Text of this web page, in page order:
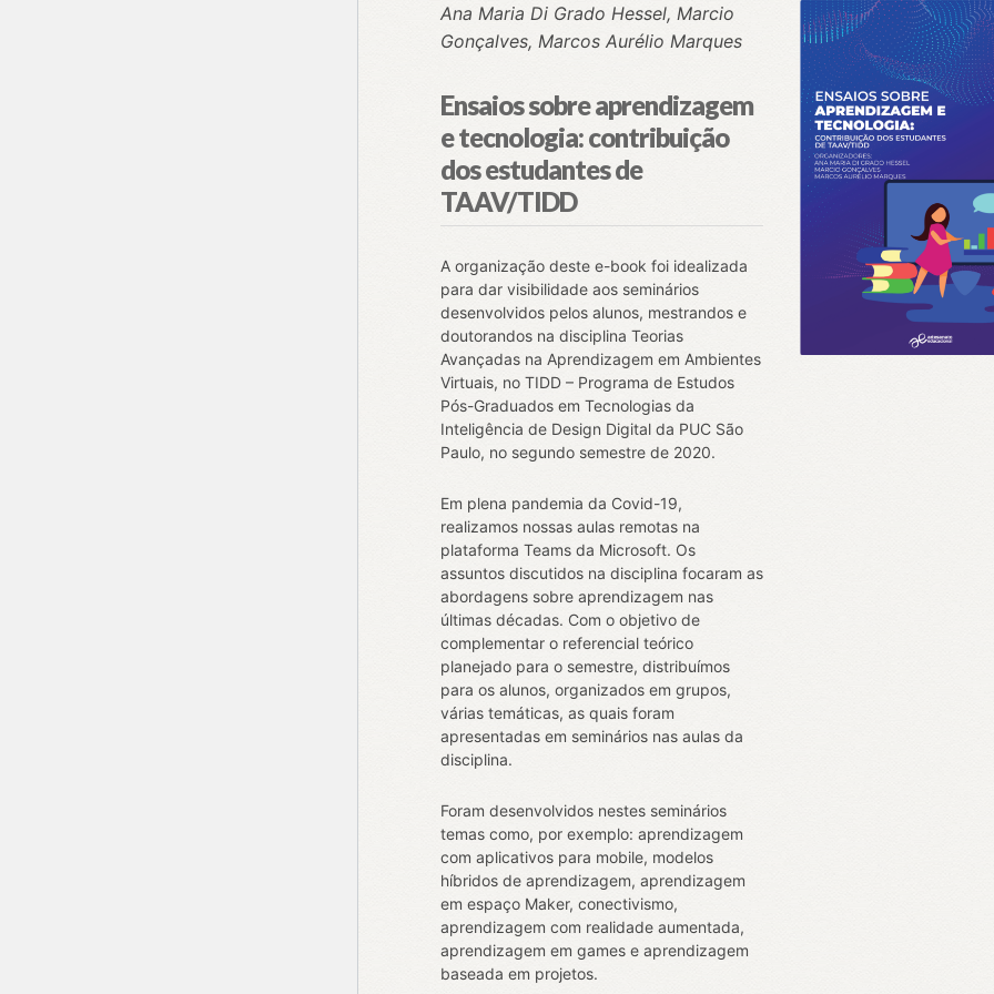
Ana Maria Di Grado Hessel, Marcio
Gonçalves, Marcos Aurélio Marques
Ensaios sobre aprendizagem
e tecnologia: contribuição
dos estudantes de
TAAV/TIDD
A organização deste e-book foi idealizada
para dar visibilidade aos seminários
desenvolvidos pelos alunos, mestrandos e
doutorandos na disciplina Teorias
Avançadas na Aprendizagem em Ambientes
Virtuais, no TIDD – Programa de Estudos
Pós-Graduados em Tecnologias da
Inteligência de Design Digital da PUC São
Paulo, no segundo semestre de 2020.
Em plena pandemia da Covid-19,
realizamos nossas aulas remotas na
plataforma Teams da Microsoft. Os
assuntos discutidos na disciplina focaram as
abordagens sobre aprendizagem nas
últimas décadas. Com o objetivo de
complementar o referencial teórico
planejado para o semestre, distribuímos
para os alunos, organizados em grupos,
várias temáticas, as quais foram
apresentadas em seminários nas aulas da
disciplina.
Foram desenvolvidos nestes seminários
temas como, por exemplo: aprendizagem
com aplicativos para mobile, modelos
híbridos de aprendizagem, aprendizagem
em espaço Maker, conectivismo,
aprendizagem com realidade aumentada,
aprendizagem em games e aprendizagem
baseada em projetos.